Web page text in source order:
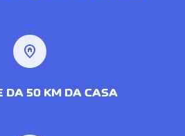
home_pin
DA 50 KM DA CASA